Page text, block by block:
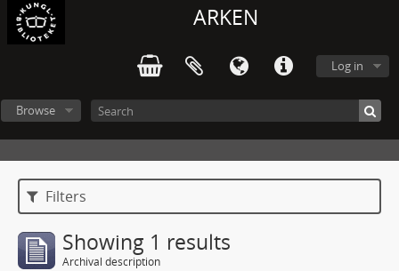
ARKEN
Log in
Browse
Filters
Showing 1 results
Archival description